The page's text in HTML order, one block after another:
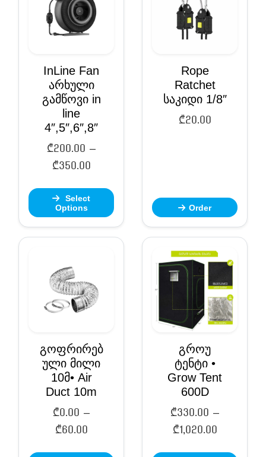
InLine Fan
არხული
გამწოვი in
line
4″,5″,6″,8″
₾ 200.00 –
₾ 350.00 Price
₾200.00
through
Select
Options
Rope
Ratchet
საკიდი 1/8″
₾ 20.00
Order
გოფრირებ
ული მილი
10მ• Air
Duct 10m
₾ –
₾ 60.00 Price
გროუ
ტენტი •
Grow Tent
600D
₾ 330.00 –
₾ 1,020.00 Price